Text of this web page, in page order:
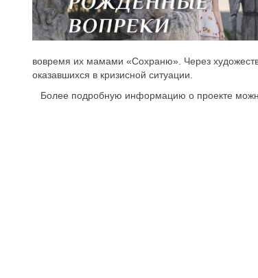
вовремя их мамами «Сохраню». Через
оказавшихся в кризисной ситуации.
Более подробную информацию о проекте